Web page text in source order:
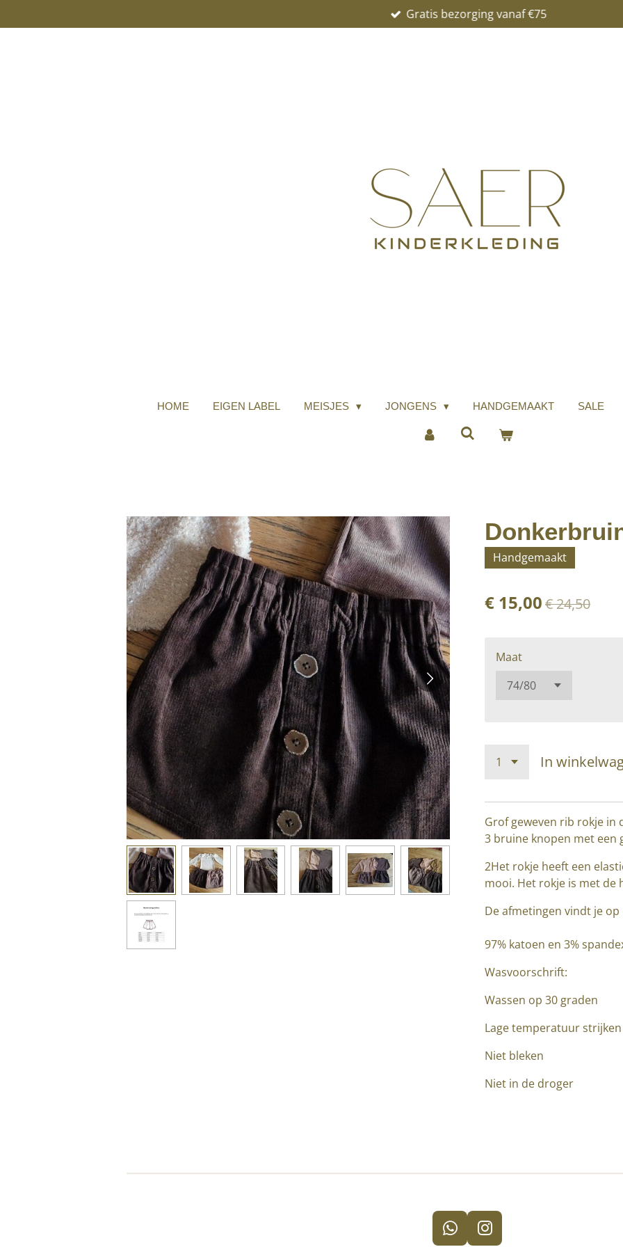
direct
Gratis bezorging vanaf €75
HOME EIGEN LABEL MEISJES JONGENS HANDGEMAAKT SALE
Handgemaakt
€ 15,00€ 24,50
Maat
In
Grof geweven rib rokje in
3 bruine knopen met
2Het rokje heeft een
mooi. Het rokje is met de
De afmetingen vindt je
97% katoen en 3%
Wasvoorschrift:
Wassen op 30 graden
Lage temperatuur strijken
Niet bleken
Niet in de droger
W
I